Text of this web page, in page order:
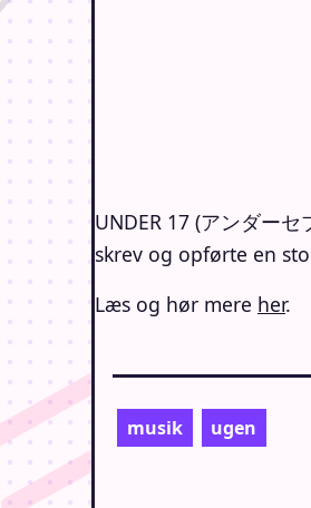
UNDER 17 (アンダー
skrev og opførte en
Læs og hør mere her.
musik ugen